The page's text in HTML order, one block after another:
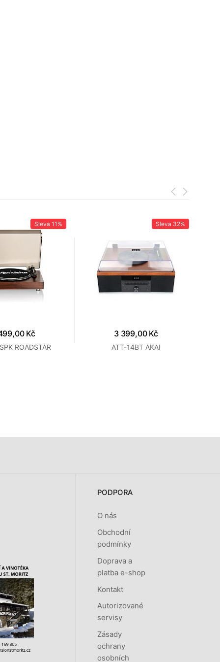
Sleva 11%
Kč
ROADSTAR
Sleva 32%
3 399,00 Kč
ATT-14BT AKAI
PODPORA
O nás
Obchodní
podmínky
Doprava a
platba e-shop
Kontakt
Autorizované
servisy
Zásady
ochrany
osobních